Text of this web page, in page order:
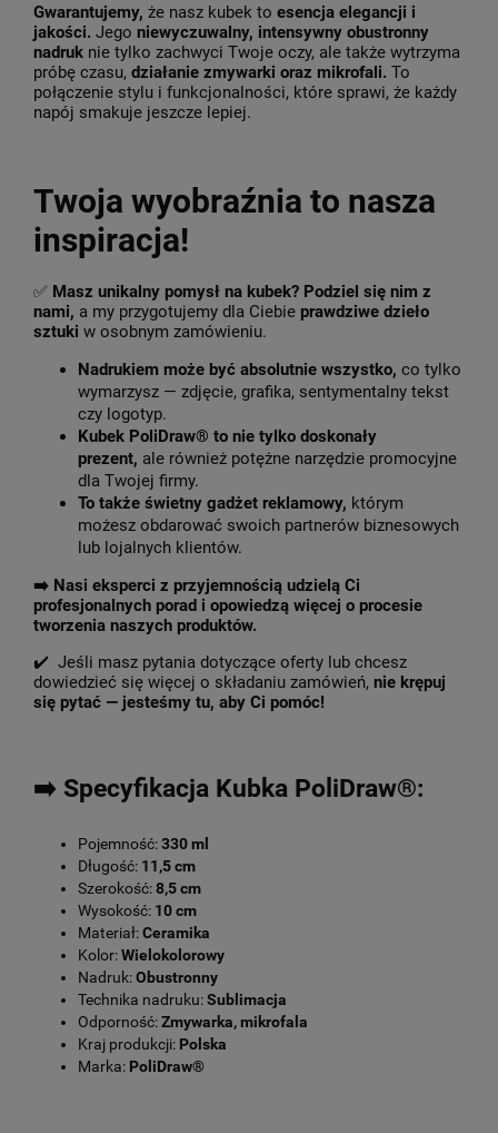
Gwarantujemy, że nasz kubek to esencja elegancji i
jakości. Jego niewyczuwalny, intensywny obustronny
nadruk nie tylko zachwyci Twoje oczy, ale także wytrzyma
próbę czasu, działanie zmywarki oraz mikrofali. To
połączenie stylu i funkcjonalności, które sprawi, że każdy
napój smakuje jeszcze lepiej.
Twoja wyobraźnia to nasza
inspiracja!
✅ Masz unikalny pomysł na kubek? Podziel się nim z
nami, a my przygotujemy dla Ciebie prawdziwe dzieło
sztuki w osobnym zamówieniu.
Nadrukiem może być absolutnie wszystko, co tylko
wymarzysz — zdjęcie, grafika, sentymentalny tekst
czy logotyp.
Kubek PoliDraw® to nie tylko doskonały
prezent, ale również potężne narzędzie promocyjne
dla Twojej firmy.
To także świetny gadżet reklamowy, którym
możesz obdarować swoich partnerów biznesowych
lub lojalnych klientów.
➡️ Nasi eksperci z przyjemnością udzielą Ci
profesjonalnych porad i opowiedzą więcej o procesie
tworzenia naszych produktów.
✔️ Jeśli masz pytania dotyczące oferty lub chcesz
dowiedzieć się więcej o składaniu zamówień, nie krępuj
się pytać — jesteśmy tu, aby Ci pomóc!
➡️ Specyfikacja Kubka PoliDraw®:
Pojemność:330 ml
Długość: 11,5 cm
Szerokość:8,5 cm
Wysokość: 10 cm
Materiał:Ceramika
Kolor:Wielokolorowy
Nadruk:Obustronny
Technika nadruku:Sublimacja
Odporność:Zmywarka, mikrofala
Kraj produkcji: Polska
Marka: PoliDraw®